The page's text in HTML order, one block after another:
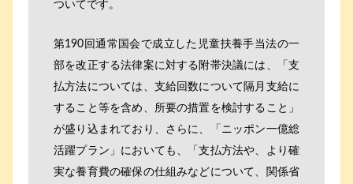
ついてです。
第190回通常国会で成立した児童扶養手当法の一
部を改正する法律案に対する附帯決議には、「支
払方法については、支給回数について隔月支給に
すること等を含め、所要の措置を検討すること」
が盛り込まれており、さらに、「ニッポン一億総
活躍プラン」においても、「支払方法や、より確
実な養育費の確保の仕組みなどについて、関係省